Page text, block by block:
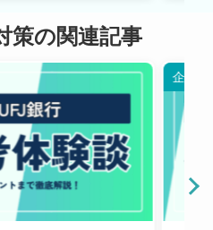
策の関連記事
企業